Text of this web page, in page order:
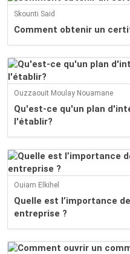
Skounti Said
Comment obtenir un
Ouzzaouit Moulay Nouamane
Qu'est-ce qu'un plan
l'établir?
Ouiam Elkihel
Quelle est l’importance
entreprise ?